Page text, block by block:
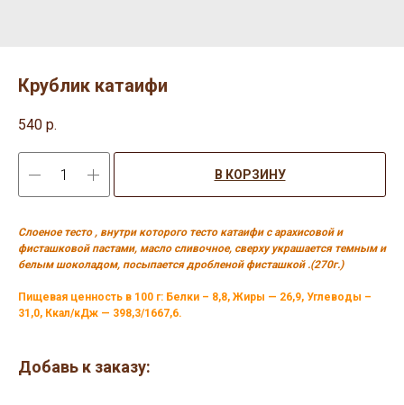
Крублик катаифи
540 р.
В КОРЗИНУ
Слоеное тесто , внутри которого тесто катаифи с арахисовой и
фисташковой пастами, масло сливочное, сверху украшается темным и
белым шоколадом, посыпается дробленой фисташкой .(270г.)
Пищевая ценность в 100 г: Белки – 8,8, Жиры — 26,9, Углеводы –
31,0, Ккал/кДж — 398,3/1667,6.
Добавь к заказу: